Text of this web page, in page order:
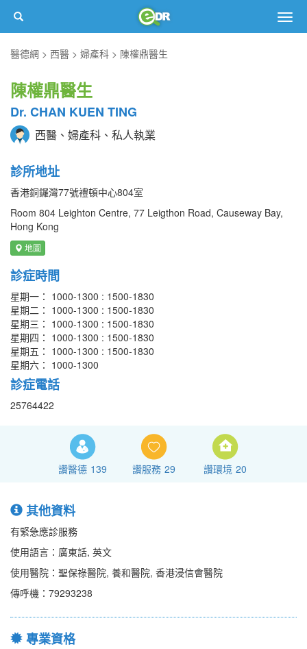
醫德網
西醫 婦產科 陳權鼎醫生
陳權鼎醫生
Dr. CHAN KUEN TING
西醫、婦產科、私人執業
診所地址
香港銅鑼灣77號禮頓中心804室
Room 804 Leighton Centre, 77 Leigthon Road, Causeway Bay,
Hong Kong
地圖
診症時間
星期一： 1000-1300 : 1500-1830
星期二： 1000-1300 : 1500-1830
星期三： 1000-1300 : 1500-1830
星期四： 1000-1300 : 1500-1830
星期五： 1000-1300 : 1500-1830
星期六： 1000-1300
診症電話
25764422
讚醫德 139 讚服務 29 讚環境 20
其他資料
有緊急應診服務
使用語言：廣東話, 英文
使用醫院：聖保祿醫院, 養和醫院, 香港浸信會醫院
傳呼機：79293238
專業資格